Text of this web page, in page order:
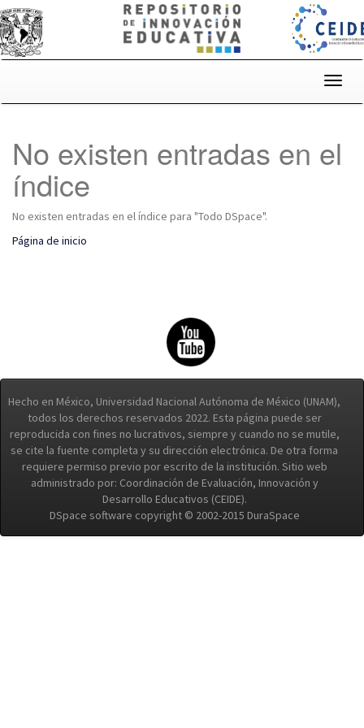
No existen entradas en el
índice
No existen entradas en el índice para "Todo DSpace".
Página de inicio
Hecho en México, Universidad Nacional Autónoma de México (UNAM),
todos los derechos reservados 2022. Esta página puede ser
reproducida con fines no lucrativos, siempre y cuando no se mutile,
se cite la fuente completa y su dirección electrónica. De otra forma
requiere permiso previo por escrito de la institución. Sitio web
administrado por: Coordinación de Evaluación, Innovación y
Desarrollo Educativos (CEIDE).
DSpace software copyright © 2002-2015 DuraSpace